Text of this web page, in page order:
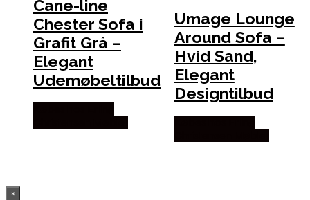
Cane-line
Chester Sofa i
Grafit Grå –
Elegant
Udemøbeltilbud
Umage Lounge
Around Sofa –
Hvid Sand,
Elegant
Designtilbud
×